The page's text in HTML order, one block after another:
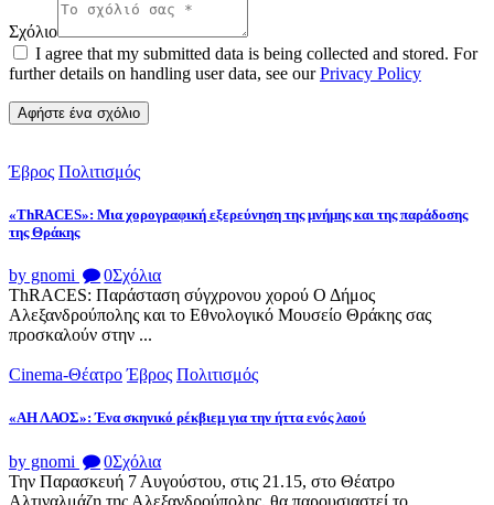
Σχόλιο
I agree that my submitted data is being collected and stored. For
further details on handling user data, see ourPrivacy Policy
Έβρος Πολιτισμός
«ThRACES»: Μια χορογραφική εξερεύνηση της μνήμης και της παράδοσης
της Θράκης
by gnomi 0Σχόλια
ThRACES: Παράσταση σύγχρονου χορού Ο Δήμος
Αλεξανδρούπολης και το Εθνολογικό Μουσείο Θράκης σας
προσκαλούν στην ...
Cinema-Θέατρο Έβρος Πολιτισμός
«ΑΗ ΛΑΟΣ»: Ένα σκηνικό ρέκβιεμ για την ήττα ενός λαού
by gnomi 0Σχόλια
Την Παρασκευή 7 Αυγούστου, στις 21.15, στο Θέατρο
Αλτιναλμάζη της Αλεξανδρούπολης, θα παρουσιαστεί το